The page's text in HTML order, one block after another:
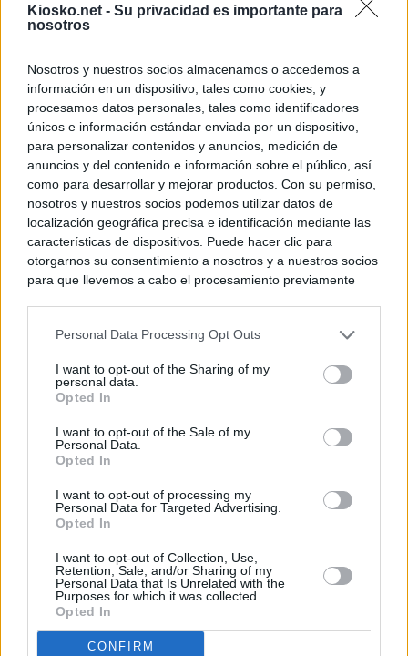
Kiosko.net - Su privacidad es importante para
nosotros
Nosotros y nuestros socios almacenamos o accedemos a
información en un dispositivo, tales como cookies, y
procesamos datos personales, tales como identificadores
únicos e información estándar enviada por un dispositivo,
para personalizar contenidos y anuncios, medición de
anuncios y del contenido e información sobre el público, así
como para desarrollar y mejorar productos. Con su permiso,
nosotros y nuestros socios podemos utilizar datos de
localización geográfica precisa e identificación mediante las
características de dispositivos. Puede hacer clic para
otorgarnos su consentimiento a nosotros y a nuestros socios
para que llevemos a cabo el procesamiento previamente
negar su consentimiento. Tenga en cuenta que algún
de su consentimiento, pero usted tiene el derecho de
rechazar tal procesamiento. Sus preferencias se aplicarán
cualquier momento entrando de nuevo en este sitio web o
visitando nuestra política de privacidad.
Personal Data Processing Opt Outs
I want to opt-out of the Sharing of my
personal data.
Opted In
I want to opt-out of the Sale of my
Personal Data.
Opted In
I want to opt-out of processing my
Personal Data for Targeted Advertising.
Opted In
I want to opt-out of Collection, Use,
Retention, Sale, and/or Sharing of my
Personal Data that Is Unrelated with the
Purposes for which it was collected.
Opted In
CONFIRM